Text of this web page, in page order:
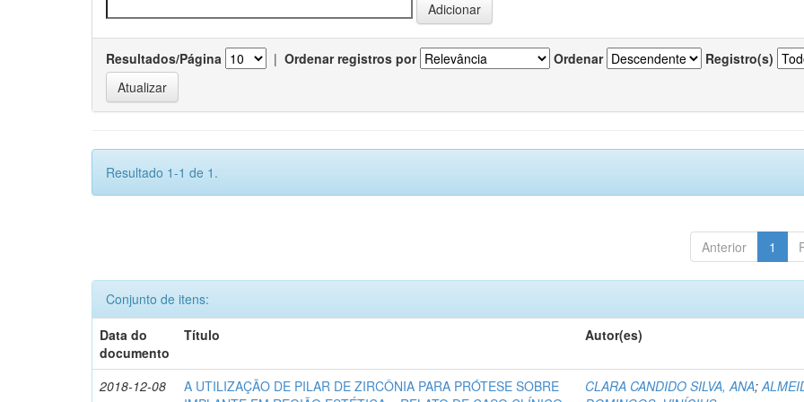
Resultados/Página | Ordenar registros por Ordenar Registro(s)
Resultado 1-1 de 1.
Anterior 1
Conjunto de itens:
Data do
documento
Título Autor(es)
2018-12-08
A UTILIZAÇÃO DE PILAR DE ZIRCÔNIA PARA PRÓTESE SOBRE
CLARA CANDIDO SILVA, ANA;